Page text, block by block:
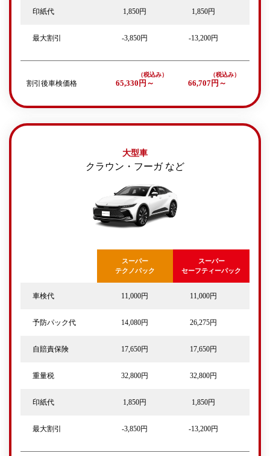
印紙代 1,850円 1,850円
最大割引 -3,850円 -13,200円
割引後車検価格 65,330円～ 66,707円～
大型車
クラウン・フーガ など
スーパー
テクノパック
スーパー
セーフティーパック
車検代 11,000円 11,000円
予防パック代 14,080円 26,275円
自賠責保険 17,650円 17,650円
重量税 32,800円 32,800円
印紙代 1,850円 1,850円
最大割引 -3,850円 -13,200円